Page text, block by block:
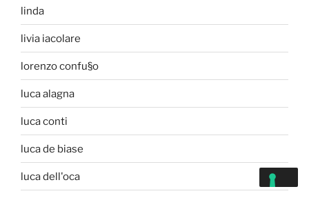
linda
livia iacolare
lorenzo confu§o
luca alagna
luca conti
luca de biase
luca dell'oca